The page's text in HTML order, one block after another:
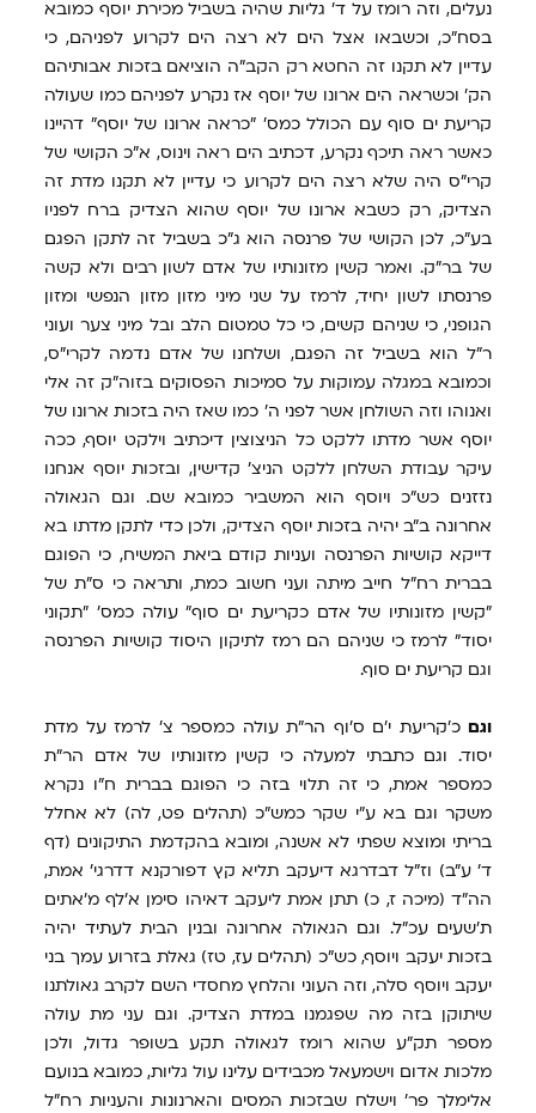
נעלים, וזה רומז על ד' גליות שהיה בשביל מכירת יוסף כמובא
בסח"כ, וכשבאו אצל הים לא רצה הים לקרוע לפניהם, כי
עדיין לא תקנו זה החטא רק הקב"ה הוציאם בזכות אבותיהם
הק' וכשראה הים ארונו של יוסף אז נקרע לפניהם כמו שעולה
קריעת ים סוף עם הכולל כמס' "כראה ארונו של יוסף" דהיינו
כאשר ראה תיכף נקרע, דכתיב הים ראה וינוס, א"כ הקושי של
קרי"ס היה שלא רצה הים לקרוע כי עדיין לא תקנו מדת זה
הצדיק, רק כשבא ארונו של יוסף שהוא הצדיק ברח לפניו
בע"כ, לכן הקושי של פרנסה הוא ג"כ בשביל זה לתקן הפגם
של בר"ק. ואמר קשין מזונותיו של אדם לשון רבים ולא קשה
פרנסתו לשון יחיד, לרמז על שני מיני מזון מזון הנפשי ומזון
הגופני, כי שניהם קשים, כי כל טמטום הלב ובל מיני צער ועוני
ר"ל הוא בשביל זה הפגם, ושלחנו של אדם נדמה לקרי"ס,
וכמובא במגלה עמוקות על סמיכות הפסוקים בזוה"ק זה אלי
ואנוהו וזה השולחן אשר לפני ה' כמו שאז היה בזכות ארונו של
יוסף אשר מדתו ללקט כל הניצוצין דיכתיב וילקט יוסף, ככה
עיקר עבודת השלחן ללקט הניצ' קדישין, ובזכות יוסף אנחנו
נזזנים כש"כ ויוסף הוא המשביר כמובא שם. וגם הגאולה
אחרונה ב"ב יהיה בזכות יוסף הצדיק, ולכן כדי לתקן מדתו בא
דייקא קושיות הפרנסה ועניות קודם ביאת המשיח, כי הפוגם
בברית רח"ל חייב מיתה ועני חשוב כמת, ותראה כי ס"ת של
"קשין מזונותיו של אדם כקריעת ים סוף" עולה כמס' "תקוני
יסוד" לרמז כי שניהם הם רמז לתיקון היסוד קושיות הפרנסה
וגם קריעת ים סוף.
וגם כ'קריעת י'ם ס'וף הר"ת עולה כמספר צ' לרמז על מדת
יסוד. וגם כתבתי למעלה כי קשין מזונותיו של אדם הר"ת
כמספר אמת, כי זה תלוי בזה כי הפוגם בברית ח"ו נקרא
משקר וגם בא ע"י שקר כמש"כ (תהלים פט, לה) לא אחלל
בריתי ומוצא שפתי לא אשנה, ומובא בהקדמת התיקונים (דף
ד' ע"ב) וז"ל דבדרגא דיעקב תליא קץ דפורקנא דדרגי' אמת,
הה"ד (מיכה ז, כ) תתן אמת ליעקב דאיהו סימן א'לף מ'אתים
ת'שעים עכ"ל. וגם הגאולה אחרונה ובנין הבית לעתיד יהיה
בזכות יעקב ויוסף, כש"כ (תהלים עז, טז) גאלת בזרוע עמך בני
יעקב ויוסף סלה, וזה העוני והלחץ מחסדי השם לקרב גאולתנו
שיתוקן בזה מה שפגמנו במדת הצדיק. וגם עני מת עולה
מספר תק"ע שהוא רומז לגאולה תקע בשופר גדול, ולכן
מלכות אדום וישמעאל מכבידים עלינו עול גליות, כמובא בנועם
אלימלך פר' וישלח שבזכות המסים והארנונות והעניות רח"ל